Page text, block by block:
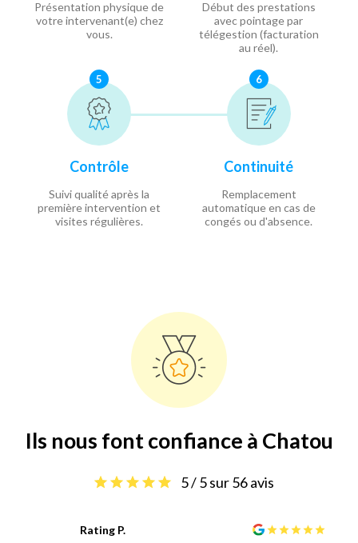
Présentation physique de
votre intervenant(e) chez
vous.
Début des prestations
avec pointage par
télégestion (facturation
au réel).
5
Contrôle
Suivi qualité après la
première intervention et
visites régulières.
6
Continuité
Remplacement
automatique en cas de
congés ou d'absence.
Ils nous font confiance à Chatou
5 / 5 sur 56 avis
Rating P.